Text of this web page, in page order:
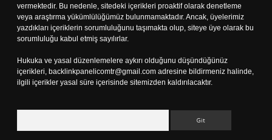
vermektedir. Bu nedenle, sitedeki içerikleri proaktif olarak denetleme
veya araştırma yükümlülüğümüz bulunmamaktadır. Ancak, üyelerimiz
yazdıkları içeriklerin sorumluluğunu taşımakta olup, siteye üye olarak bu
sorumluluğu kabul etmiş sayılırlar.
Hukuka ve yasal düzenlemelere aykırı olduğunu düşündüğünüz
içerikleri, backlinkpanelicomtr@gmail.com adresine bildirmeniz halinde,
ilgili içerikler yasal süre içerisinde sitemizden kaldırılacaktır.